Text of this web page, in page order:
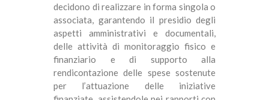
decidono di realizzare in forma singola o
associata, garantendo il presidio degli
aspetti amministrativi e documentali,
delle attività di monitoraggio fisico e
finanziario e di supporto alla
rendicontazione delle spese sostenute
per l’attuazione delle iniziative